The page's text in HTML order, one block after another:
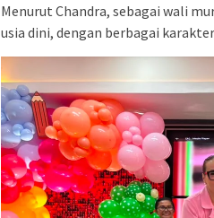
Menurut Chandra, sebagai wali
usia dini, dengan berbagai